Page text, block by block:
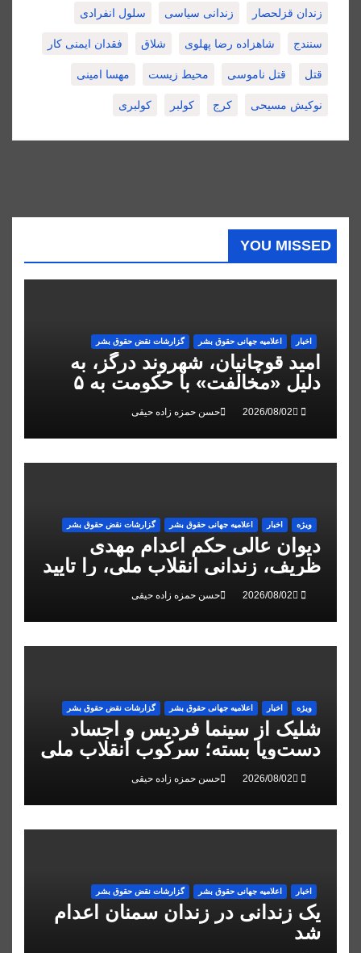
زندان قزلحصار زندانی سیاسی سلول انفرادی
سنندج شاهزاده رضا پهلوی شلاق فقدان ایمنی کار
قتل قتل ناموسی محیط زیست مهسا امینی
نوکیش مسیحی کرج کولبر کولبری
YOU MISSED
اخبار اعلاميه جهانی حقوق بشر گزارشات نقض حقوق بشر
امید قوچانیان، شهروند درگز، به
دلیل «مخالفت» با حکومت به ۵
سال زندان محکوم شد
حسن حمزه زاده حیقی
ویژه اخبار اعلاميه جهانی حقوق بشر گزارشات نقض حقوق بشر
دیوان عالی حکم اعدام مهدی
ظریف، زندانی انقلاب ملی، را تایید
کرد
حسن حمزه زاده حیقی
ویژه اخبار اعلاميه جهانی حقوق بشر گزارشات نقض حقوق بشر
شلیک از سینما فردیس و اجساد
دست‌وپا بسته؛ سرکوب انقلاب ملی
در البرز
حسن حمزه زاده حیقی
اخبار اعلاميه جهانی حقوق بشر گزارشات نقض حقوق بشر
یک زندانی در زندان سمنان اعدام
شد